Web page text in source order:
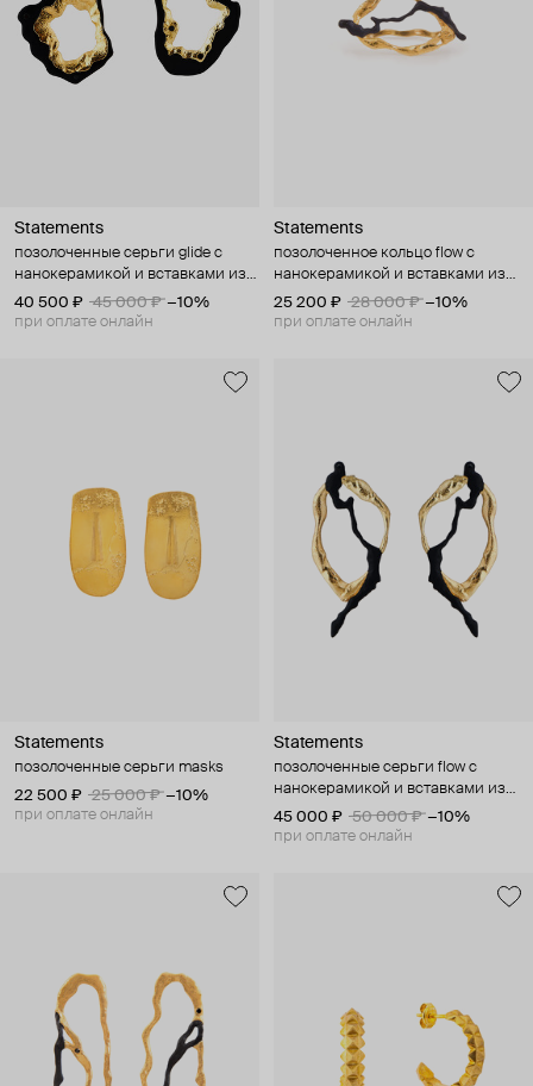
Statements
позолоченные серьги glide с
нанокерамикой и вставками из
шпинеля
40 500 ₽ 45 000 ₽ −10%
при оплате онлайн
Statements
позолоченное кольцо flow с
нанокерамикой и вставками из
шпинеля
25 200 ₽ 28 000 ₽ −10%
при оплате онлайн
Statements
позолоченные серьги masks
22 500 ₽
25 000 ₽ −10%
при оплате онлайн
Statements
позолоченные серьги flow с
нанокерамикой и вставками из
шпинеля
45 000 ₽ 50 000 ₽ −10%
при оплате онлайн